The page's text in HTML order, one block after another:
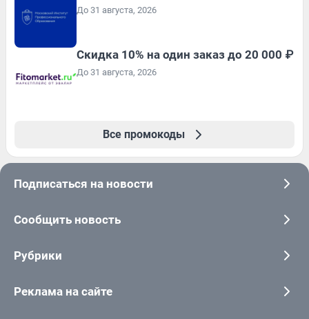
До 31 августа, 2026
Скидка 10% на один заказ до 20 000 ₽
До 31 августа, 2026
Все промокоды
Подписаться на новости
Сообщить новость
Рубрики
Реклама на сайте